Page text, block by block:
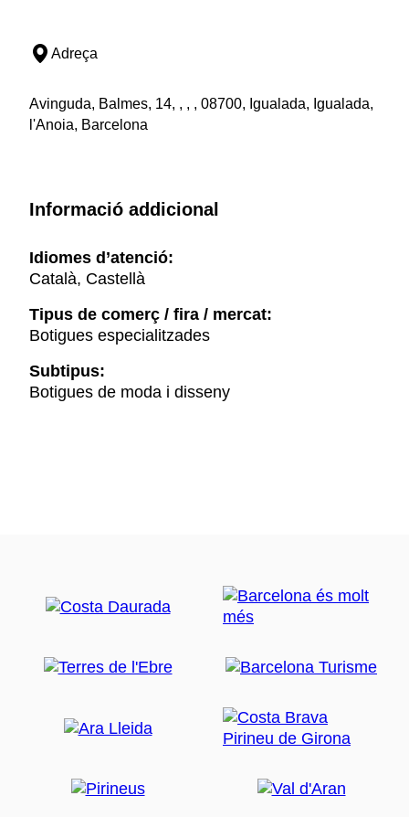
Adreça
Avinguda, Balmes, 14, , , , 08700, Igualada, Igualada,
l'Anoia, Barcelona
Informació addicional
Idiomes d’atenció:
Català, Castellà
Tipus de comerç / fira / mercat:
Botigues especialitzades
Subtipus:
Botigues de moda i disseny